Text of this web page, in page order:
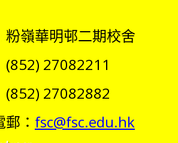
粉嶺華明邨二期校舍
(852) 27082211
(852) 27082882
： fsc@fsc.edu.hk